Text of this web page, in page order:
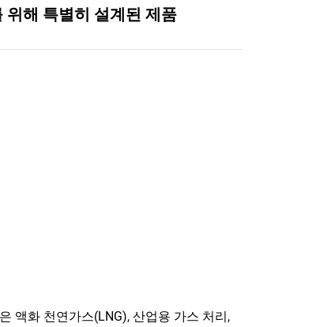
위해 특별히 설계된 제품
액화 천연가스(LNG), 산업용 가스 처리,